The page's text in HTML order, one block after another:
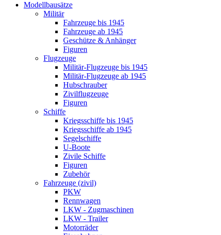
Modellbausätze
Militär
Fahrzeuge bis 1945
Fahrzeuge ab 1945
Geschütze & Anhänger
Figuren
Flugzeuge
Militär-Flugzeuge bis 1945
Militär-Flugzeuge ab 1945
Hubschrauber
Zivilflugzeuge
Figuren
Schiffe
Kriegsschiffe bis 1945
Kriegsschiffe ab 1945
Segelschiffe
U-Boote
Zivile Schiffe
Figuren
Zubehör
Fahrzeuge (zivil)
PKW
Rennwagen
LKW - Zugmaschinen
LKW - Trailer
Motorräder